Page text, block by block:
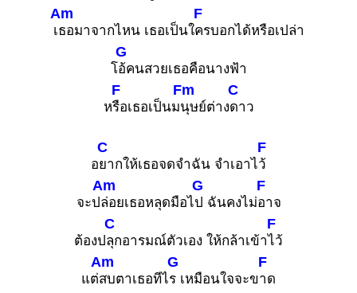
เ
Am
ธอมาจากไหน เธอเป็นใ
F
ครบอกได้หรือเปล่า
โ
G
อ้คนสวยเธอคือนางฟ้า
ห
F
รือเธอเป็นม
Fm
นุษย์ต่าง
C
ดาว
อ
C
ยากให้เธอจดจำฉัน จำเอาไ
F
ว้
จะป
Am
ล่อยเธอหลุดมือไ
G
ป ฉันคงไม่
F
อาจ
ต้องป
C
ลุกอารมณ์ตัวเอง ให้กล้าเข้า
F
ไว้
แต่
Am
สบตาเธอทีไ
G
ร เหมือนใจจะข
F
าด